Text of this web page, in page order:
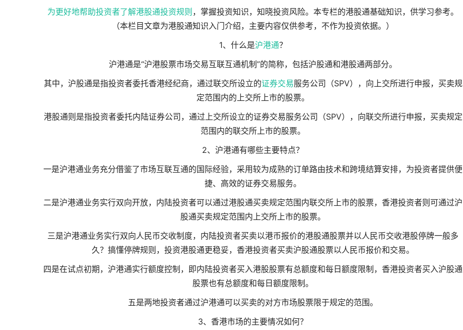
为更好地帮助投资者了解港股通投资规则 ，掌握投资知识，知晓投资风险。本专栏的港股通基础知识，供学习参考。
（本栏目文章为港股通知识入门介绍，主要内容仅供参考，不作为投资依据。）
1、什么是沪港通？
沪港通是“沪港股票市场交易互联互通机制”的简称，包括沪股通和港股通两部分。
其中，沪股通是指投资者委托香港经纪商，通过联交所设立的证券交易服务公司（SPV），向上交所进行申报，买卖规
定范围内的上交所上市的股票。
港股通则是指投资者委托内陆证券公司，通过上交所设立的证券交易服务公司（SPV），向联交所进行申报，买卖规定
范围内的联交所上市的股票。
2、沪港通有哪些主要特点？
一是沪港通业务充分借鉴了市场互联互通的国际经验，采用较为成熟的订单路由技术和跨境结算安排，为投资者提供便
捷、高效的证券交易服务。
二是沪港通业务实行双向开放，内陆投资者可以通过港股通买卖规定范围内联交所上市的股票，香港投资者则可通过沪
股通买卖规定范围内上交所上市的股票。
三是沪港通业务实行双向人民币交收制度，内陆投资者买卖以港币报价的港股通股票并以人民币交收港股停牌一般多
久？搞懂停牌规则，投资港股通更稳妥，香港投资者买卖沪股通股票以人民币报价和交易。
四是在试点初期，沪港通实行额度控制，即内陆投资者买入港股股票有总额度和每日额度限制，香港投资者买入沪股通
股票也有总额度和每日额度限制。
五是两地投资者通过沪港通可以买卖的对方市场股票限于规定的范围。
3、香港市场的主要情况如何？